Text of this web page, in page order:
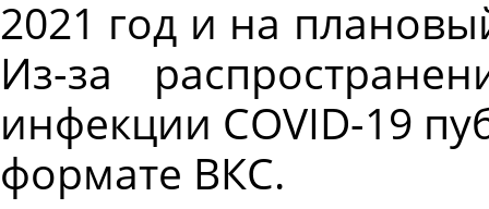
2021 год и на
Из-за
инфекции COVID-19
формате ВКС.